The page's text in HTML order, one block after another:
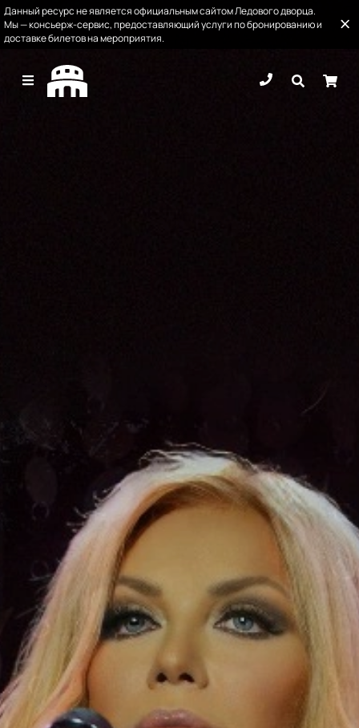
Данный ресурс не является официальным сайтом Ледового дворца.
Мы — консьерж-сервис, предоставляющий услуги по бронированию и
доставке билетов на мероприятия.